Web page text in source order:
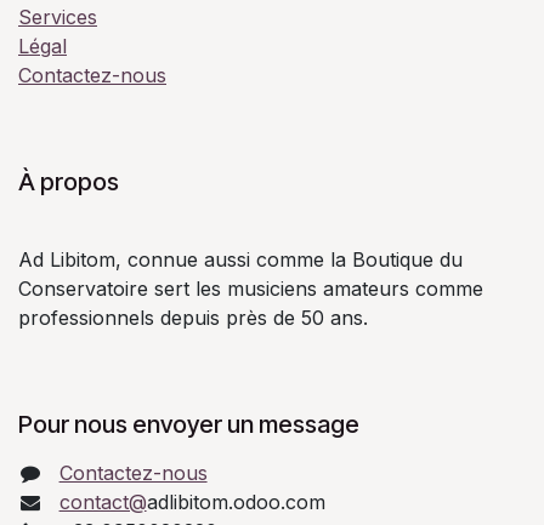
Services
Légal
Contactez-nous
À propos
Ad Libitom, connue aussi comme la Boutique du
Conservatoire sert les musiciens amateurs comme
professionnels depuis près de 50 ans.
Pour nous envoyer un message
Contactez-nous
contact@adlibitom.odoo.com